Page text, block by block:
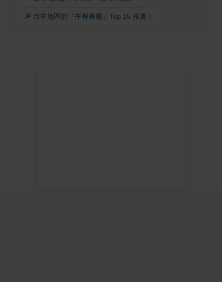
🔎 台中地區的『午餐餐廳』Top 15 推薦！